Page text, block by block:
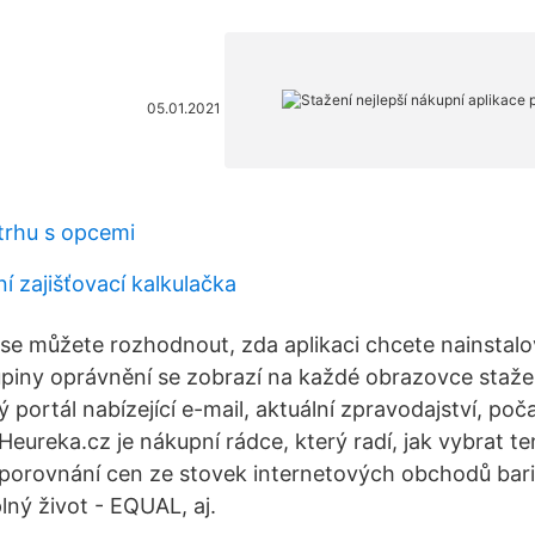
05.01.2021
s opcemi
zajišťovací kalkulačka
můžete rozhodnout, zda aplikaci chcete
oprávnění se zobrazí na každé obrazovce
portál nabízející e-mail, aktuální zpravodajství,
je nákupní rádce, který radí, jak vybrat
cen ze stovek internetových obchodů
život - EQUAL, aj.